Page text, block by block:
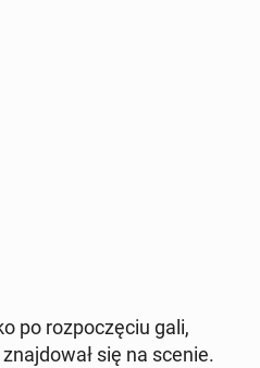
po roz­po­czę­ciu gali,
się na scenie.